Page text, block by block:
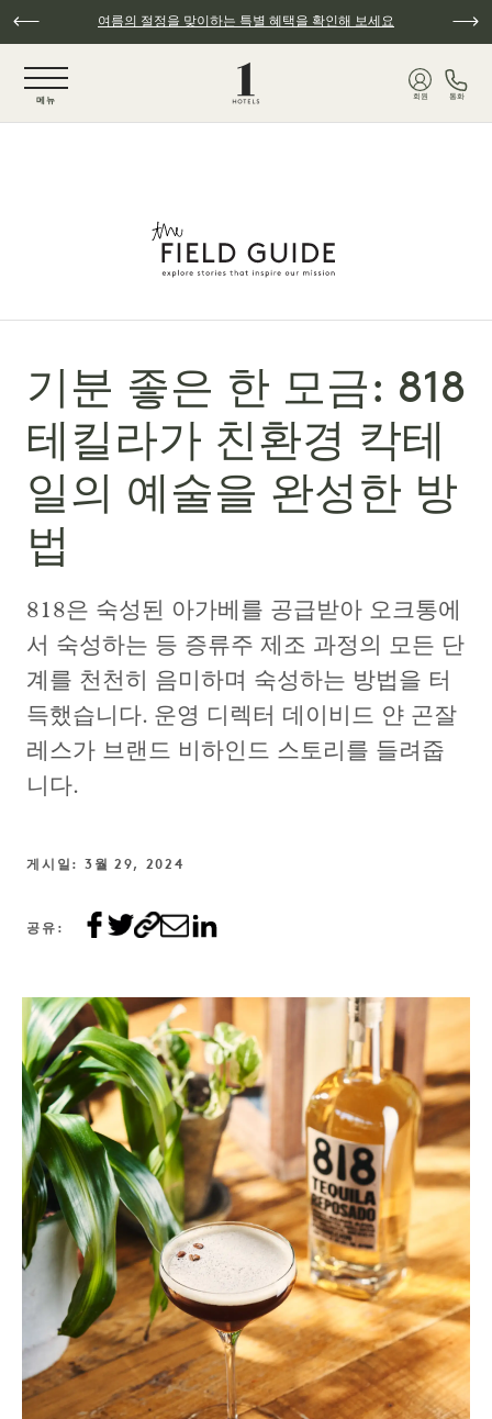
주요 콘텐츠로 건너뛰기여름의 절정을 맞이하는 특별 혜택을 확인해 보세요
메뉴
회원 통화
기분 좋은 한 모금: 818
테킬라가 친환경 칵테
일의 예술을 완성한 방
법
818은 숙성된 아가베를 공급받아 오크통에
서 숙성하는 등 증류주 제조 과정의 모든 단
계를 천천히 음미하며 숙성하는 방법을 터
득했습니다. 운영 디렉터 데이비드 얀 곤잘
레스가 브랜드 비하인드 스토리를 들려줍
니다.
게시일: 3월 29, 2024
공유: